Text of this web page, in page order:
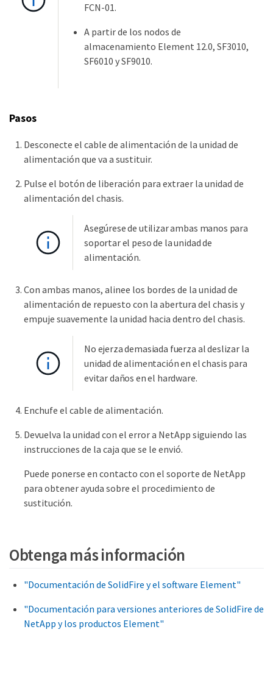
FCN-01.
A partir de los nodos de
almacenamiento Element 12.0, SF3010,
SF6010 y SF9010.
Pasos
Desconecte el cable de alimentación de la unidad de
alimentación que va a sustituir.
Pulse el botón de liberación para extraer la unidad de
alimentación del chasis.
Asegúrese de utilizar ambas manos para
soportar el peso de la unidad de
alimentación.
Con ambas manos, alinee los bordes de la unidad de
alimentación de repuesto con la abertura del chasis y
empuje suavemente la unidad hacia dentro del chasis.
No ejerza demasiada fuerza al deslizar la
unidad de alimentación en el chasis para
evitar daños en el hardware.
Enchufe el cable de alimentación.
Devuelva la unidad con el error a NetApp siguiendo las
instrucciones de la caja que se le envió.
Puede ponerse en contacto con el soporte de NetApp
para obtener ayuda sobre el procedimiento de
sustitución.
Obtenga más información
"Documentación de SolidFire y el software Element"
"Documentación para versiones anteriores de SolidFire de
NetApp y los productos Element"